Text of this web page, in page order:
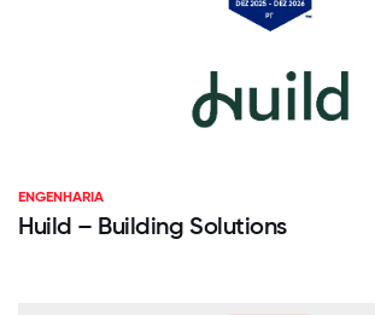
ENGENHARIA
Huild – Building Solutions